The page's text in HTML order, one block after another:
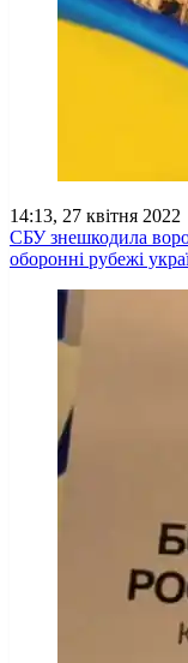
14:13, 27 квітня
СБУ знешкодила
оборонні рубежі